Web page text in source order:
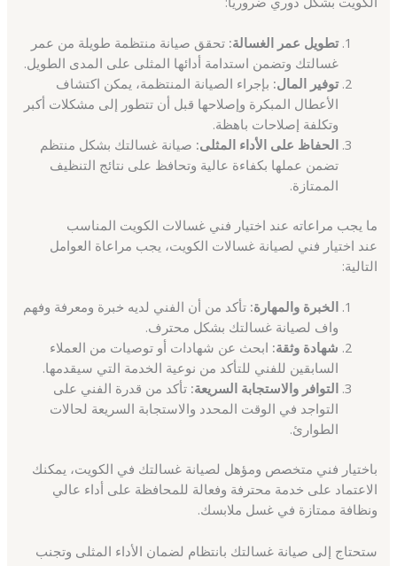
تطويل عمر الغسالة: تحقق صيانة منتظمة طويلة من عمر
غسالتك وتضمن استدامة أدائها المثلى على المدى الطويل.
توفير المال: بإجراء الصيانة المنتظمة، يمكن اكتشاف
الأعطال المبكرة وإصلاحها قبل أن تتطور إلى مشكلات أكبر
وتكلفة إصلاحات باهظة.
الحفاظ على الأداء المثلى: صيانة غسالتك بشكل منتظم
تضمن عملها بكفاءة عالية وتحافظ على نتائج التنظيف
الممتازة.
ما يجب مراعاته عند اختيار فني غسالات الكويت المناسب
عند اختيار فني لصيانة غسالات الكويت، يجب مراعاة العوامل
التالية:
الخبرة والمهارة: تأكد من أن الفني لديه خبرة ومعرفة وفهم
واف لصيانة غسالتك بشكل محترف.
شهادة وثقة: ابحث عن شهادات أو توصيات من العملاء
السابقين للفني للتأكد من نوعية الخدمة التي سيقدمها.
التوافر والاستجابة السريعة: تأكد من قدرة الفني على
التواجد في الوقت المحدد والاستجابة السريعة لحالات
الطوارئ.
باختيار فني متخصص ومؤهل لصيانة غسالتك في الكويت، يمكنك
الاعتماد على خدمة محترفة وفعالة للمحافظة على أداء عالي
ونظافة ممتازة في غسل ملابسك.
ستحتاج إلى صيانة غسالتك بانتظام لضمان الأداء المثلى وتجنب